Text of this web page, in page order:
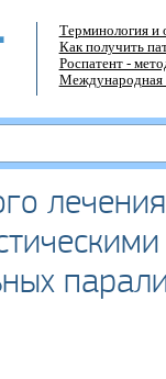
Терминология и
Как получить
Роспатент -
Международная